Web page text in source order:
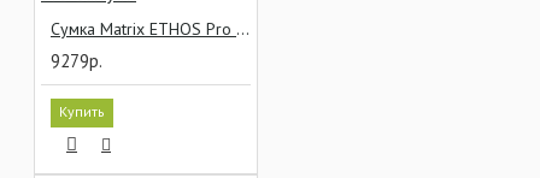
Сумка Matrix ETHOS Pro Carryall
9279р.
Купить